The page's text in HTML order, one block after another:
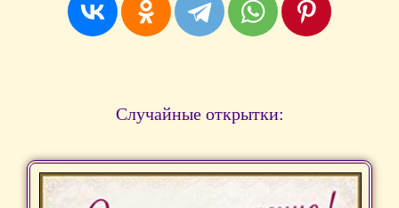
Случайные открытки: